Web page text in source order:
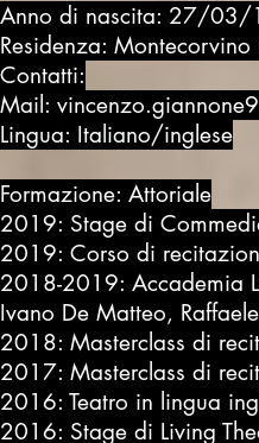
Anno di nascita: 27/03/
Residenza: Montecorvino
Contatti:
Mail:
Lingua: Italiano/inglese
Formazione: Attoriale
2019: Stage di
2019: Corso di
2018-2019: Accademia
Ivano De Matteo,
2018: Masterclass di
2017: Masterclass di
2016: Teatro in lingua
2016: Stage di Living